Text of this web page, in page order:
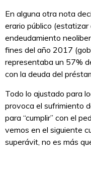
En alguna otra nota
erario público (estatizar
endeudamiento
fines del año 2017
representaba un 57%
con la deuda del
Todo lo ajustado para
provoca el sufrimiento
para “cumplir” con el
vemos en el siguiente
superávit, no es más